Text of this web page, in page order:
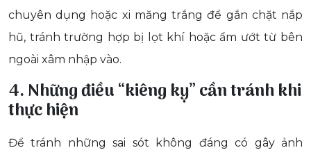
chuyên dụng hoặc xi măng trắng để gắn chặt nắp
hũ, tránh trường hợp bị lọt khí hoặc ẩm ướt từ bên
ngoài xâm nhập vào.
4. Những điều “kiêng kỵ” cần tránh khi
thực hiện
Để tránh những sai sót không đáng có gây ảnh